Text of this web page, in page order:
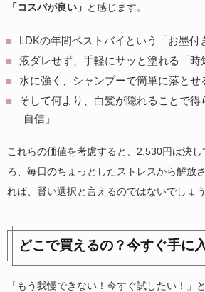
「コスパが良い」 と感じます。
LDKの年間ベストバイという「お墨付
液ダレせず、手軽にサッと塗れる「時
水に強く、シャンプーで簡単に落とせ
そして何より、白髪が隠れることで得
自信」
これらの価値を考慮すると、2,530円は決
ろ、毎日のちょっとしたストレスから解放
れば、賢い選択と言えるのではないでしょう
どこで買えるの？今すぐ手に
「もう我慢できない！今すぐ試したい！」